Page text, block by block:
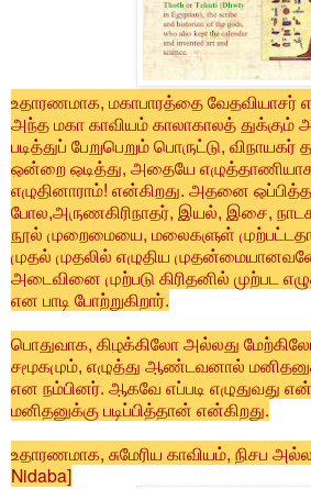
உதாரணமாக, மகாபாரத்தை வேதவியாசர்
அந்த மகா காவியம் காலாகாலத் துக்கும்
படித்துப் பேறுபெறும் பொருட்டு,
ஒன்றை ஒடித்து, அதையே
எழுதினாராம்! என்கிறது. அதனை
போல,அருணகிரிநாதர், இயல், இசை,
நூல் முறைமையை, மலைகளுள்
முதல் முதலில் எழுதிய
அடைவினை முற்படு கிரிதனில் முற்பட
என பாடி போற்றுகிறார்.
பொதுவாக, கிழக்கிலோ அல்லது
சமூகமும், எழுத்து ஆண்டவனால்
என நம்பினர். ஆகவே எப்படி
மனிதனுக்கு படிப்பித்தான் என்கிறது.
உதாரணமாக, சுமேரிய காவியம், நிசப
Nidaba]